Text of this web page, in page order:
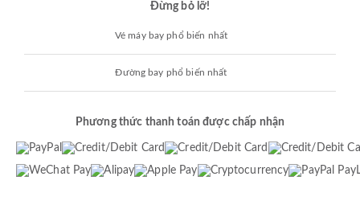
Đừng bỏ lỡ!
Vé máy bay phổ biến nhất
Đường bay phổ biến nhất
Phương thức thanh toán được chấp nhận